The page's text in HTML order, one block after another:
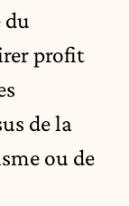
du
profit
de la
ou de